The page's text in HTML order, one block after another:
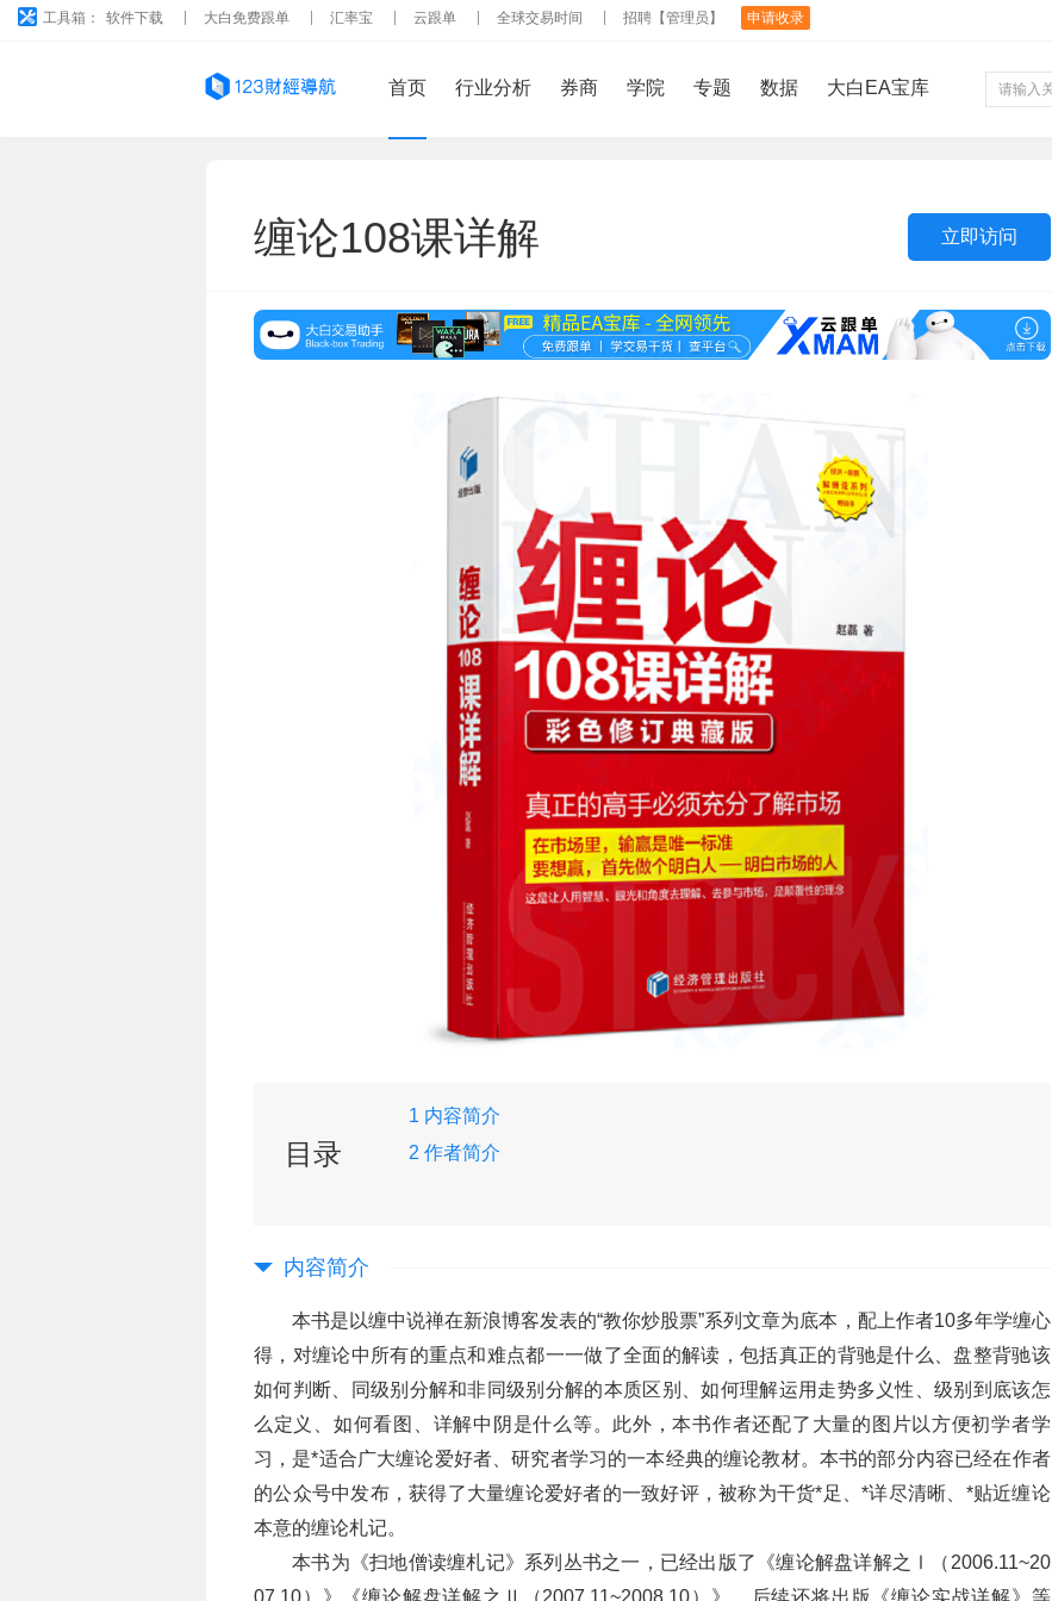
工具箱： 软件下载 大白免费跟单 汇率宝 云跟单 全球交易时间 招聘【管理员】 申请收录
首页 行业分析 券商 学院 专题 数据 大白EA宝库
缠论108课详解 立即访问
目录
1 内容简介
2 作者简介
内容简介
本书是以缠中说禅在新浪博客发表的“教你炒股票”系列文章为底本，配上作者10多年学缠心
得，对缠论中所有的重点和难点都一一做了全面的解读，包括真正的背驰是什么、盘整背驰该
如何判断、同级别分解和非同级别分解的本质区别、如何理解运用走势多义性、级别到底该怎
么定义、如何看图、详解中阴是什么等。此外，本书作者还配了大量的图片以方便初学者学
习，是*适合广大缠论爱好者、研究者学习的一本经典的缠论教材。本书的部分内容已经在作者
的公众号中发布，获得了大量缠论爱好者的一致好评，被称为干货*足、*详尽清晰、*贴近缠论
本意的缠论札记。
本书为《扫地僧读缠札记》系列丛书之一，已经出版了《缠论解盘详解之Ⅰ（2006.11~20
07.10）》《缠论解盘详解之Ⅱ（2007.11~2008.10）》，后续还将出版《缠论实战详解》等